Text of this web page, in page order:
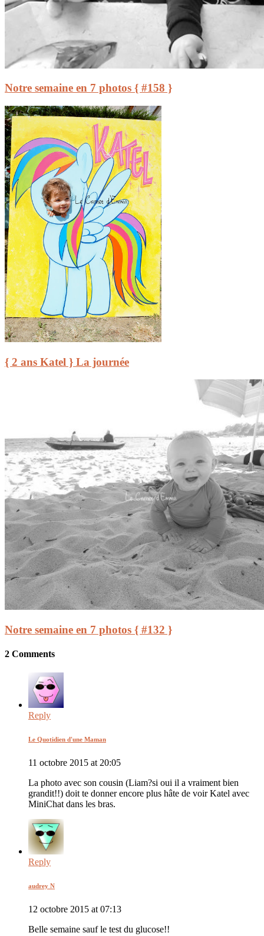
Notre semaine en 7 photos { #158 }
{ 2 ans Katel } La journée
Notre semaine en 7 photos { #132 }
2 Comments
Reply
Le Quotidien d'une Maman
11 octobre 2015 at 20:05
La photo avec son cousin (Liam?si oui il a vraiment bien
grandit!!) doit te donner encore plus hâte de voir Katel avec
MiniChat dans les bras.
Reply
audrey N
12 octobre 2015 at 07:13
Belle semaine sauf le test du glucose!!